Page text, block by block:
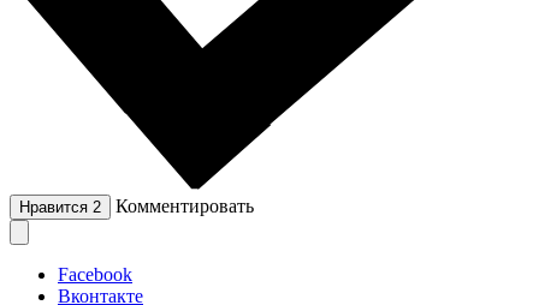
Нравится 2 Комментировать
Facebook
Вконтакте